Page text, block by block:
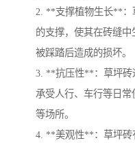
2. **支撑植物生长**：
的支撑，使其在砖缝
被踩踏后造成的损坏。
3. **抗压性**：草坪砖
承受人行、车行等日
等场所。
4. **美观性**：草坪砖